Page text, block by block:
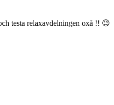
testa relaxavdelningen oxå !! 😉